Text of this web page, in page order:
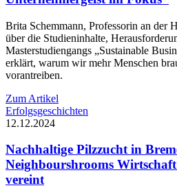
Brita Schemmann, Professorin an der
über die Studieninhalte,
Masterstudiengangs „Sustainable
erklärt, warum wir mehr Menschen
vorantreiben.
Zum Artikel
Erfolgsgeschichten
12.12.2024
Nachhaltige Pilzzucht in
Neighbourshrooms
vereint